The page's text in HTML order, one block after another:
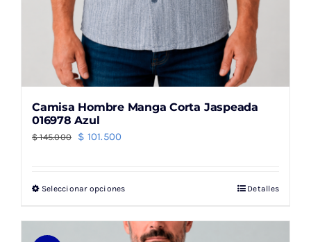
Camisa Hombre Manga Corta Jaspeada
016978 Azul
$145.000
El
era:
$ 101.500
es:
Seleccionar opcionesEste
tiene
Detalles